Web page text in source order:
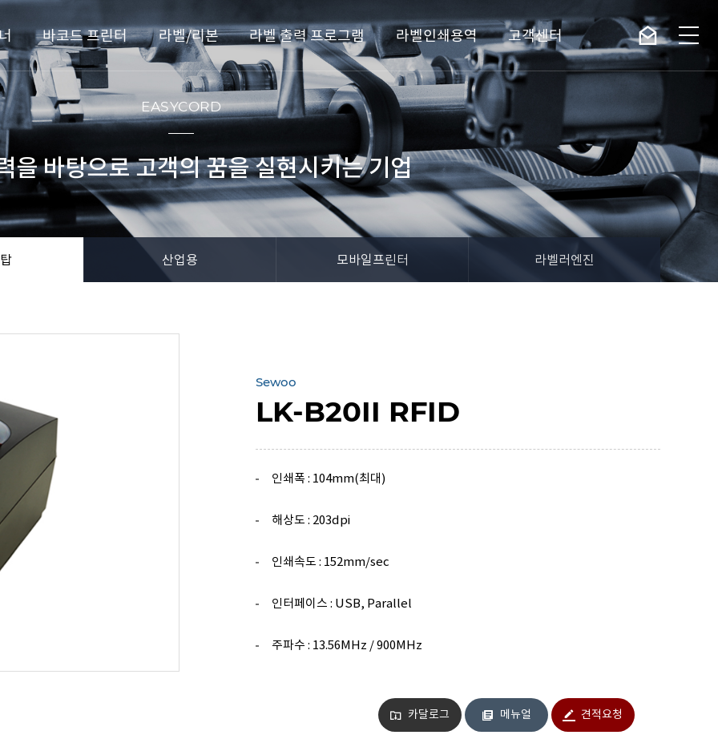
바코드 프린터 라벨/리본 라벨 출력 프로그램 라벨인쇄용역 고객센터
EASYCORD
을 바탕으로 고객의 꿈을 실현시키는 기업
산업용 모바일프린터 라벨러엔진
Sewoo
LK-B20II RFID
인쇄폭 : 104mm(최대)
해상도 : 203dpi
인쇄속도 : 152mm/sec
인터페이스 : USB, Parallel
주파수 : 13.56MHz / 900MHz
카달로그 메뉴얼 견적요청